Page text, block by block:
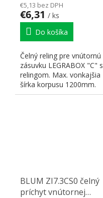
€5,13 bez DPH
€6,31 / ks
Do košíka
Čelný reling pre vnútornú
zásuvku LEGRABOX "C" s
relingom. Max. vonkajšia
šírka korpusu 1200mm.
Dĺžka 1080mm....
BLUM ZI7.3CS0 čelný
príchyt vnútornej